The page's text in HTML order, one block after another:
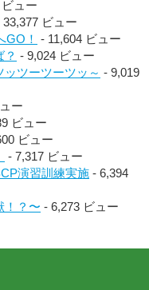
ュー
33,377 ビュー
！ - 11,604 ビュー
- 9,024 ビュー
ツーツーツッ～ - 9,019
ー
ビュー
ビュー
- 7,317 ビュー
演習訓練実施 - 6,394
！？〜 - 6,273 ビュー